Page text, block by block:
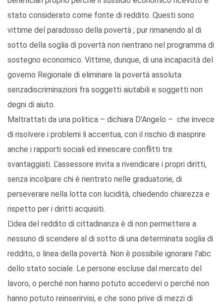
stato considerato come fonte di reddito. Questi sono
vittime del paradosso della povertà ; pur rimanendo al di
sotto della soglia di povertà non rientrano nel programma di
sostegno economico. Vittime, dunque, di una incapacità del
governo Regionale di eliminare la povertà assoluta
senzadiscriminazioni fra soggetti aiutabili e soggetti non
degni di aiuto.
Maltrattati da una politica – dichiara D'Angelo – che invece
di risolvere i problemi li accentua, con il rischio di inasprire
anche i rapporti sociali ed innescare conflitti tra
svantaggiati. L’assessore invita a rivendicare i propri diritti,
senza incolpare chi è rientrato nelle graduatorie, di
perseverare nella lotta con lucidità, chiedendo chiarezza e
rispetto per i diritti acquisiti.
L’idea del reddito di cittadinanza è di non permettere a
nessuno di scendere al di sotto di una determinata soglia di
reddito, o linea della povertà. Non è possibile ignorare l’abc
dello stato sociale. Le persone escluse dal mercato del
lavoro, o perché non hanno potuto accedervi o perché non
hanno potuto reinserirvisi, e che sono prive di mezzi di